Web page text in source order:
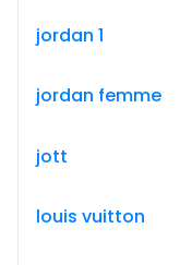
jordan 1
jordan femme
jott
louis vuitton